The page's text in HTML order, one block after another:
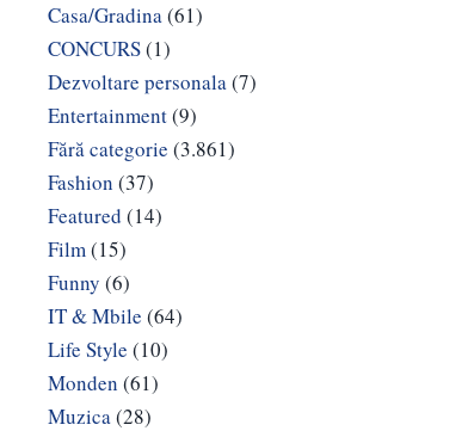
Casa/Gradina(61)
CONCURS(1)
Dezvoltare personala(7)
Entertainment(9)
Fără categorie (3.861)
Fashion (37)
Featured (14)
Film(15)
Funny (6)
IT & Mbile (64)
Life Style (10)
Monden (61)
Muzica(28)